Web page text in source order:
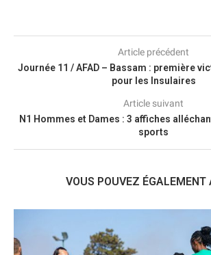
Article précédent
Journée 11 / AFAD – Bassam : première
pour les Insulaires
Article suivant
N1 Hommes et Dames : 3 affiches
sports
VOUS POUVEZ ÉGALEMENT